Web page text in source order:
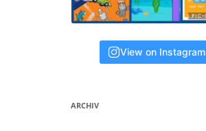
View on Instagram
ARCHIV